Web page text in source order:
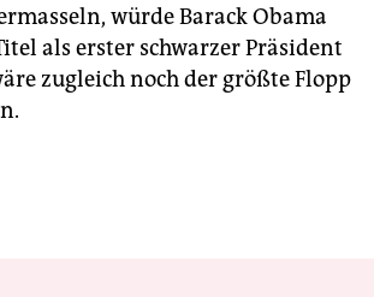
würde Barack Obama
als erster schwarzer Präsident
zugleich noch der größte Flopp